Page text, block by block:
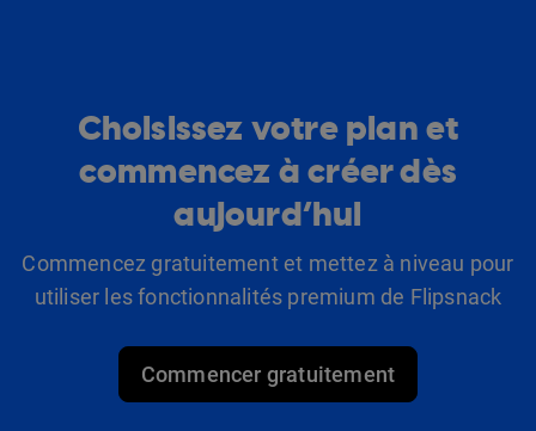
Choisissez votre plan et
commencez à créer dès
aujourd’hui
Commencez gratuitement et mettez à niveau pour
utiliser les fonctionnalités premium de Flipsnack
Commencer gratuitement